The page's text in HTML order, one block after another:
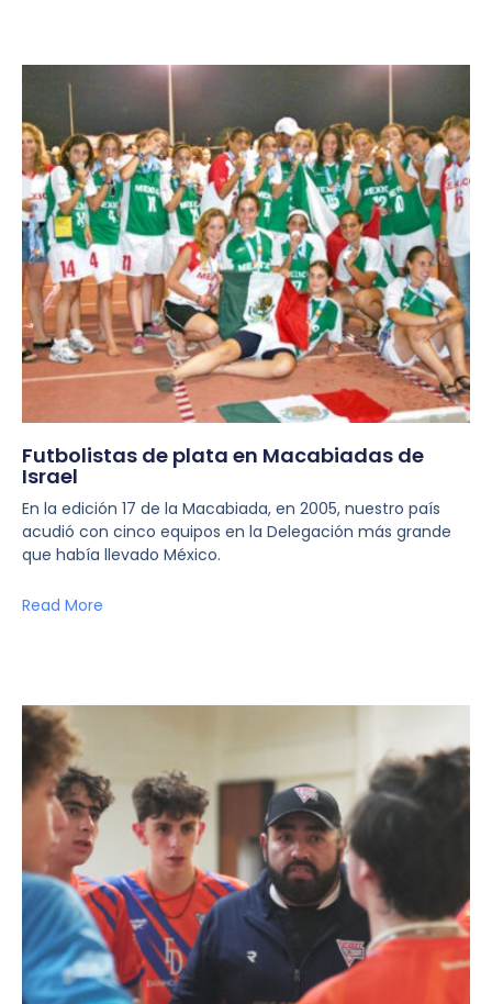
Futbolistas de plata en Macabiadas de
Israel
En la edición 17 de la Macabiada, en 2005, nuestro país
acudió con cinco equipos en la Delegación más grande
que había llevado México.
Read More